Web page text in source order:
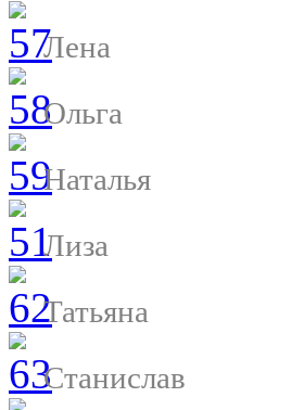
Лена
Ольга
Наталья
Лиза
Татьяна
Станислав